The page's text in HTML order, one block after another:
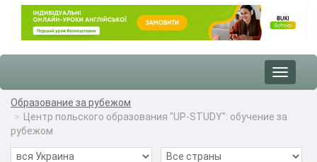
Toggle
Образование за рубежом
Центр польского образования "UP-STUDY": обучение за
рубежом